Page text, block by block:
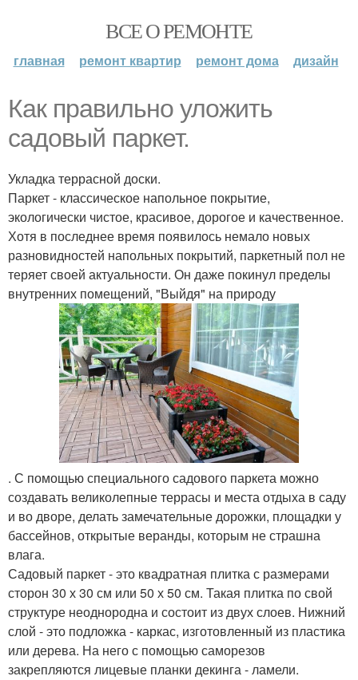
ВСЕ О РЕМОНТЕ
главная ремонт квартир ремонт дома дизайн
Как правильно уложить
садовый паркет.
Укладка террасной доски.
Паркет - классическое напольное покрытие,
экологически чистое, красивое, дорогое и качественное.
Хотя в последнее время появилось немало новых
разновидностей напольных покрытий, паркетный пол не
теряет своей актуальности. Он даже покинул пределы
внутренних помещений, "Выйдя" на природу
. С помощью специального садового паркета можно
создавать великолепные террасы и места отдыха в саду
и во дворе, делать замечательные дорожки, площадки у
бассейнов, открытые веранды, которым не страшна
влага.
Садовый паркет - это квадратная плитка с размерами
сторон 30 х 30 см или 50 х 50 см. Такая плитка по свой
структуре неоднородна и состоит из двух слоев. Нижний
слой - это подложка - каркас, изготовленный из пластика
или дерева. На него с помощью саморезов
закрепляются лицевые планки декинга - ламели.